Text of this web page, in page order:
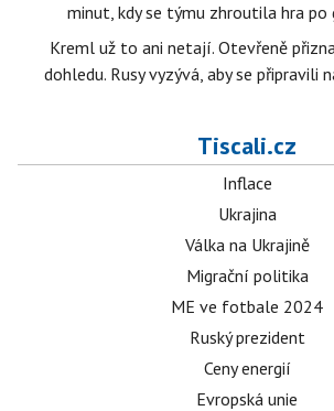
minut, kdy se týmu zhroutila hra po
Kreml už to ani netají. Otevřeně
dohledu. Rusy vyzývá, aby se připravili
Tiscali.cz
Inflace
Ukrajina
Válka na Ukrajině
Migrační politika
ME ve fotbale 2024
Ruský prezident
Ceny energií
Evropská unie